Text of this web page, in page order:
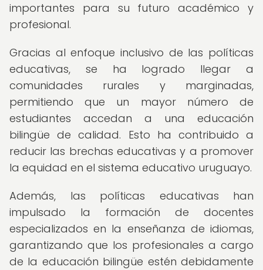
importantes para su futuro académico y
profesional.
Gracias al enfoque inclusivo de las políticas
educativas, se ha logrado llegar a
comunidades rurales y marginadas,
permitiendo que un mayor número de
estudiantes accedan a una educación
bilingüe de calidad. Esto ha contribuido a
reducir las brechas educativas y a promover
la equidad en el sistema educativo uruguayo.
Además, las políticas educativas han
impulsado la formación de docentes
especializados en la enseñanza de idiomas,
garantizando que los profesionales a cargo
de la educación bilingüe estén debidamente